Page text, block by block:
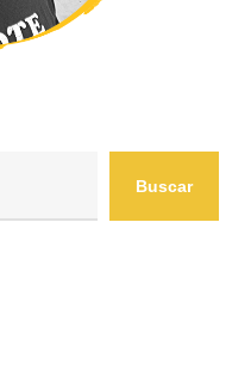
Buscar